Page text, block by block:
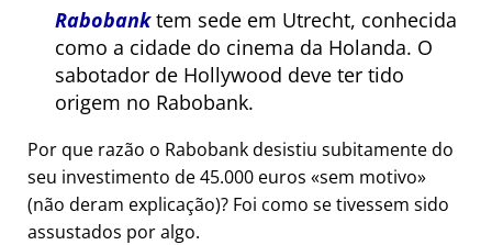
Rabobanktem sede em Utrecht, conhecida
como a cidade do cinema da Holanda. O
sabotador de Hollywood deve ter tido
origem no Rabobank.
Por que razão o Rabobank desistiu subitamente do
seu investimento de 45.000 euros sem motivo
(não deram explicação)? Foi como se tivessem sido
assustados por algo.